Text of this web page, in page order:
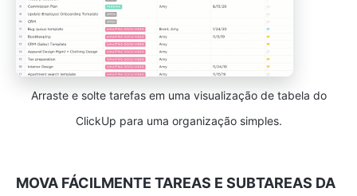
Arraste e solte tarefas em uma visualização de tabela do
ClickUp para uma organização simples.
MOVA FÁCILMENTE TAREAS E SUBTAREAS DA